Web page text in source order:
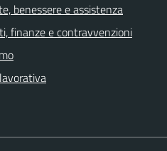
benessere e assistenza
finanze e contravvenzioni